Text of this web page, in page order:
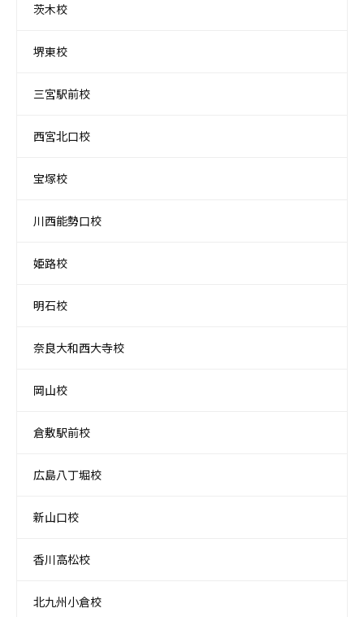
茨木校
堺東校
三宮駅前校
西宮北口校
宝塚校
川西能勢口校
姫路校
明石校
奈良大和西大寺校
岡山校
倉敷駅前校
広島八丁堀校
新山口校
香川高松校
北九州小倉校